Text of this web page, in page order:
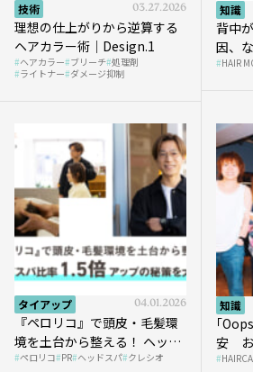
技術 03.27.2026
理想の仕上がりから逆算する
ヘアカラー術｜Design.1
ヘアカラー ブリーチ 処理剤
ライトナー ダメージ抑制
知識
背中
因、
HAIR
タイアップ 04.01.2026
『ペロリコ』で頭皮・毛髪環
境を土台から整える！ ヘッド
スパ比率1.5倍アップの秘策を
ペロリコ PR ヘッドスパ クレシオ
知識
｢
安 お
み”に